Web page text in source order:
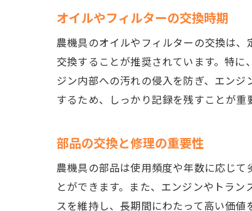
オイルやフィルターの交換時期
農機具のオイルやフィルターの交換は
交換することが推奨されています。特
ジン内部への汚れの侵入を防ぎ、エン
するため、しっかり記録を残すことが重
部品の交換と修理の重要性
農機具の部品は使用頻度や年数に応じ
とができます。また、エンジンやトラ
スを維持し、長期間にわたって高い価